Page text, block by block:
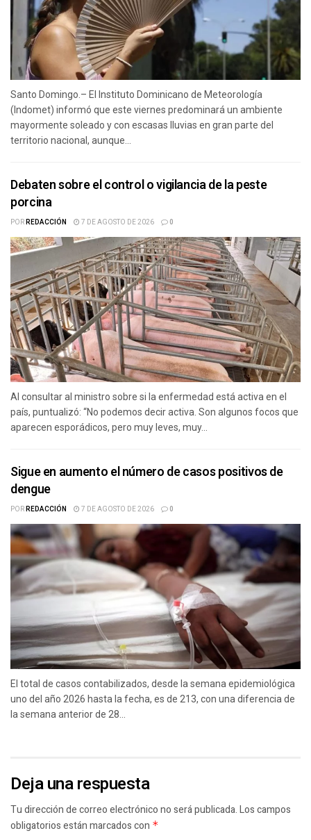
Santo Domingo.– El Instituto Dominicano de Meteorología
(Indomet) informó que este viernes predominará un ambiente
mayormente soleado y con escasas lluvias en gran parte del
territorio nacional, aunque...
Debaten sobre el control o vigilancia de la peste
porcina
PORREDACCIÓN 7 DE AGOSTO DE 2026 0
Al consultar al ministro sobre si la enfermedad está activa en el
país, puntualizó: “No podemos decir activa. Son algunos focos que
aparecen esporádicos, pero muy leves, muy...
Sigue en aumento el número de casos positivos de
dengue
PORREDACCIÓN 7 DE AGOSTO DE 2026 0
El total de casos contabilizados, desde la semana epidemiológica
uno del año 2026 hasta la fecha, es de 213, con una diferencia de
la semana anterior de 28...
Deja una respuesta
Tu dirección de correo electrónico no será publicada.Los campos
obligatorios están marcados con *